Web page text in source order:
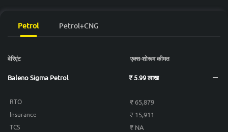
Petrol Petrol+CNG
वेरिएंट एक्स-शोरूम कीमत
Baleno Sigma Petrol ₹ 5.99 लाख
RTO ₹ 65,879
Insurance ₹ 15,911
TCS ₹ NA